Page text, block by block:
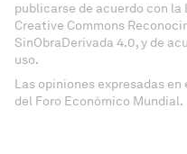
publicarse de acuerdo con
Creative Commons
SinObraDerivada 4.0, y de
uso.
Las opiniones expresadas
del Foro Económico Mundial.